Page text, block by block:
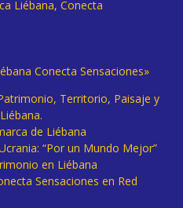
Liébana, Conecta
Conecta Sensaciones»
Territorio, Paisaje y
de Liébana
“Por un Mundo Mejor”
en Liébana
Sensaciones en Red